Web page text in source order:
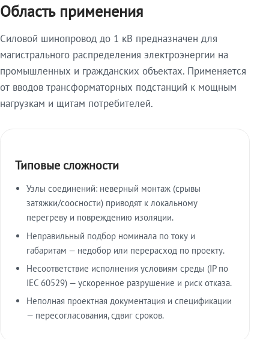
Область применения
Силовой шинопровод до 1 кВ предназначен для
магистрального распределения электроэнергии на
промышленных и гражданских объектах. Применяется
от вводов трансформаторных подстанций к мощным
нагрузкам и щитам потребителей.
Типовые сложности
Узлы соединений: неверный монтаж (срывы
затяжки/соосности) приводят к локальному
перегреву и повреждению изоляции.
Неправильный подбор номинала по току и
габаритам — недобор или перерасход по проекту.
Несоответствие исполнения условиям среды (IP по
IEC 60529) — ускоренное разрушение и риск отказа.
Неполная проектная документация и спецификации
— пересогласования, сдвиг сроков.